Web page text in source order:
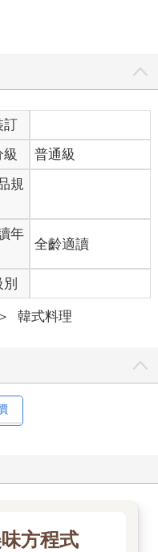
訂
級 普通級
規
年
全齡適讀
＞ 韓式料理
方程式